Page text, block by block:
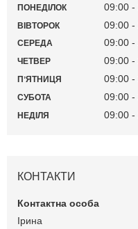
ПОНЕДІЛОК 09:00
ВІВТОРОК 09:00
СЕРЕДА 09:00
ЧЕТВЕР 09:00
ПʼЯТНИЦЯ 09:00
СУБОТА 09:00
НЕДІЛЯ 09:00
КОНТАКТИ
Ірина